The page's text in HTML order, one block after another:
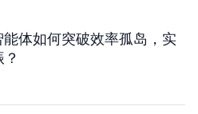
体如何突破效率孤岛，实